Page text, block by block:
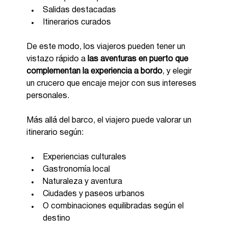
Salidas destacadas
Itinerarios curados
De este modo, los viajeros pueden tener un
vistazo rápido a las aventuras en puerto que
complementan la experiencia a bordo, y elegir
un crucero que encaje mejor con sus intereses
personales.
Más allá del barco, el viajero puede valorar un
itinerario según:
Experiencias culturales
Gastronomía local
Naturaleza y aventura
Ciudades y paseos urbanos
O combinaciones equilibradas según el
destino